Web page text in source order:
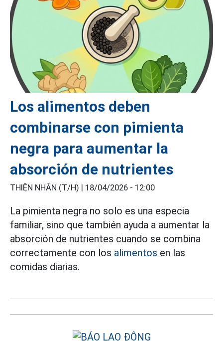
Los alimentos deben
combinarse con pimienta
negra para aumentar la
absorción de nutrientes
THIỆN NHÂN (T/H) | 18/04/2026 - 12:00
La pimienta negra no solo es una especia
familiar, sino que también ayuda a aumentar la
absorción de nutrientes cuando se combina
correctamente con los alimentos en las
comidas diarias.